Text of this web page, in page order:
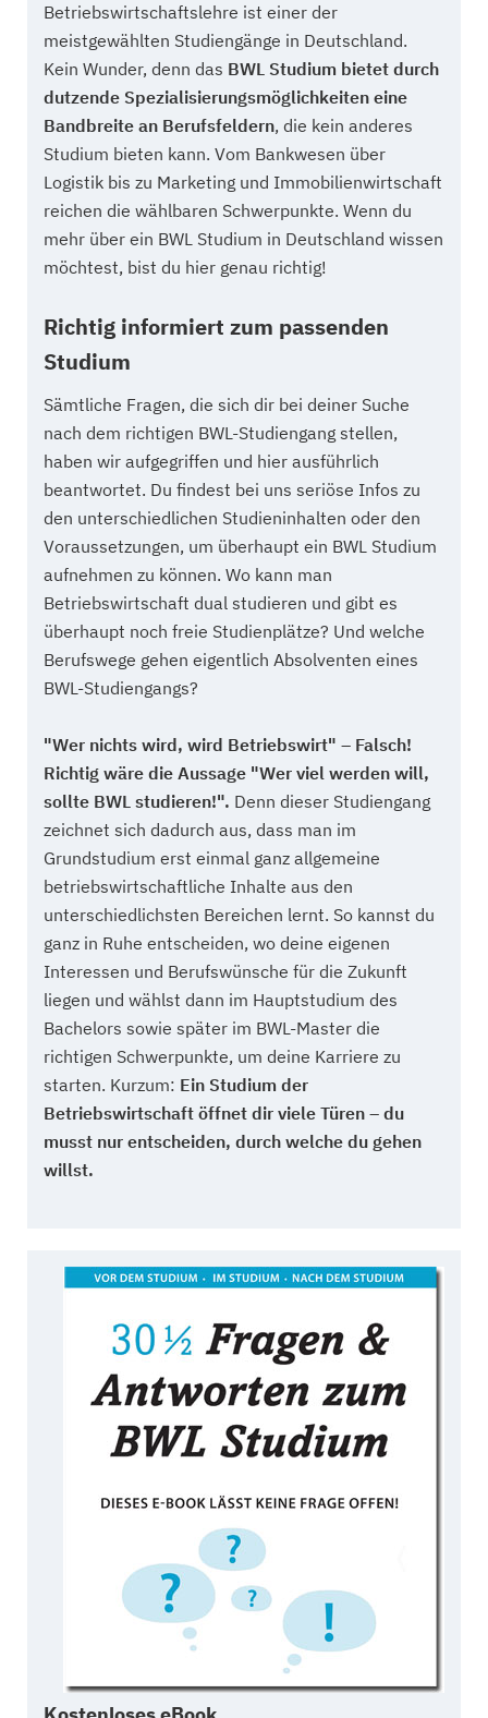
Betriebswirtschaftslehre ist einer der
meistgewählten Studiengänge in Deutschland.
Kein Wunder, denn das BWL Studium bietet durch
dutzende Spezialisierungsmöglichkeiten eine
Bandbreite an Berufsfeldern, die kein anderes
Studium bieten kann. Vom Bankwesen über
Logistik bis zu Marketing und Immobilienwirtschaft
reichen die wählbaren Schwerpunkte. Wenn du
mehr über ein BWL Studium in Deutschland wissen
möchtest, bist du hier genau richtig!
Richtig informiert zum passenden
Studium
Sämtliche Fragen, die sich dir bei deiner Suche
nach dem richtigen BWL-Studiengang stellen,
haben wir aufgegriffen und hier ausführlich
beantwortet. Du findest bei uns seriöse Infos zu
den unterschiedlichen Studieninhalten oder den
Voraussetzungen, um überhaupt ein BWL Studium
aufnehmen zu können. Wo kann man
Betriebswirtschaft dual studieren und gibt es
überhaupt noch freie Studienplätze? Und welche
Berufswege gehen eigentlich Absolventen eines
BWL-Studiengangs?
"Wer nichts wird, wird Betriebswirt" – Falsch!
Richtig wäre die Aussage "Wer viel werden will,
sollte BWL studieren!". Denn dieser Studiengang
zeichnet sich dadurch aus, dass man im
Grundstudium erst einmal ganz allgemeine
betriebswirtschaftliche Inhalte aus den
unterschiedlichsten Bereichen lernt. So kannst du
ganz in Ruhe entscheiden, wo deine eigenen
Interessen und Berufswünsche für die Zukunft
liegen und wählst dann im Hauptstudium des
Bachelors sowie später im BWL-Master die
richtigen Schwerpunkte, um deine Karriere zu
starten. Kurzum: Ein Studium der
Betriebswirtschaft öffnet dir viele Türen – du
musst nur entscheiden, durch welche du gehen
willst.